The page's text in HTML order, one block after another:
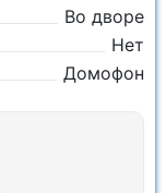
Во дворе
Нет
Домофон